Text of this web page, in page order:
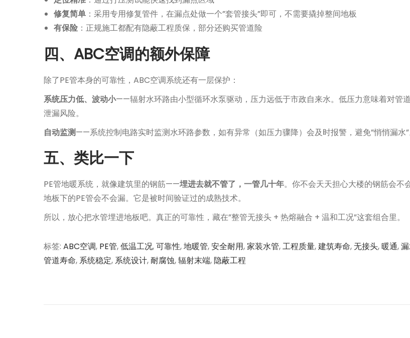
修复简单 ：采用专用修复管件，在漏点处做一个”套管接头”即可，不需要撬掉整间地板
有保险 ：正规施工都配有隐蔽工程质保，部分还购买管道险
四、ABC空调的额外保障
除了PE管本身的可靠性，ABC空调系统还有一层保护：
系统压力低、波动小——辐射水环路由小型循环水泵驱动，压力远低于市政自来水。低压力意味着对管
泄漏风险。
自动监测——系统控制电路实时监测水环路参数，如有异常（如压力骤降）会及时报警，避免”悄悄漏水”
五、类比一下
PE管地暖系统，就像建筑里的钢筋——埋进去就不管了，一管几十年。你不会天天担心大楼的钢筋会不
地板下的PE管会不会漏。它是被时间验证过的成熟技术。
所以，放心把水管埋进地板吧。真正的可靠性，藏在”整管无接头 + 热熔融合 + 温和工况”这套组合里。
标签: ABC空调, PE管,低温工况,可靠性,地暖管,安全耐用,家装水管,工程质量,建筑寿命,无接头,暖通,
管道寿命,系统稳定,系统设计,耐腐蚀,辐射末端,隐蔽工程